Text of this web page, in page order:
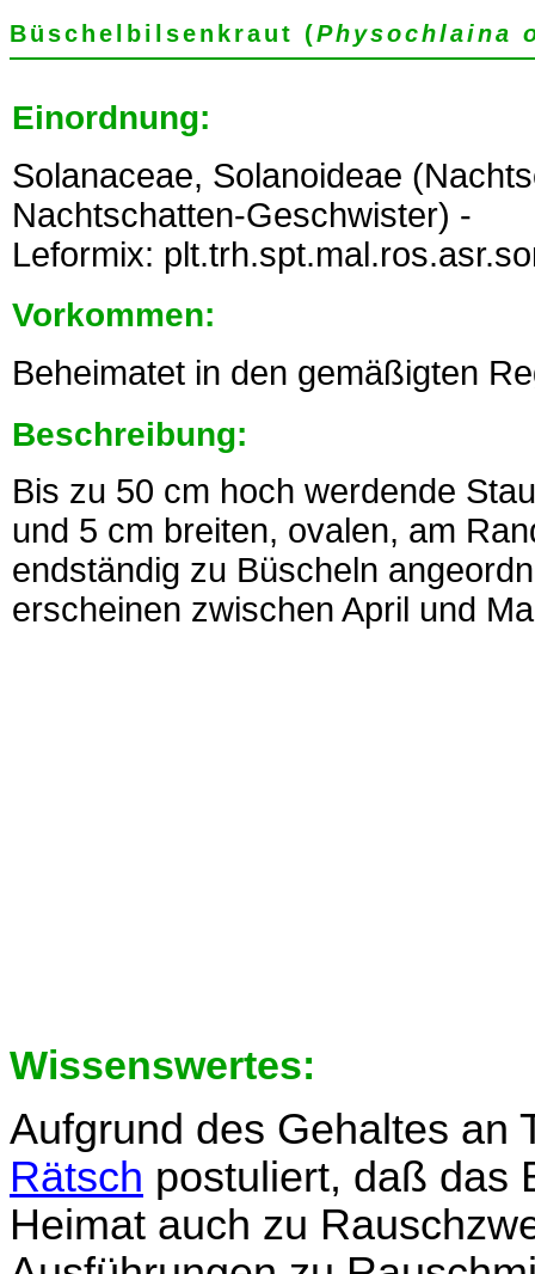
Büschelbilsenkraut (Physochlaina
Einordnung:
Solanaceae, Solanoideae
Nachtschatten-Geschwister) -
Leformix:
Vorkommen:
Beheimatet in den gemäßigten
Beschreibung:
Bis zu 50 cm hoch werdende
und 5 cm breiten, ovalen, am
endständig zu Büscheln
erscheinen zwischen April und
Wissenswertes:
Aufgrund des Gehaltes an
Rätsch postuliert, daß das
Heimat auch zu